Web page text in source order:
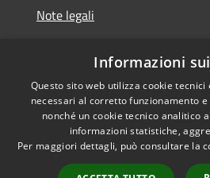
Note legali
RSS
Accessibilità
Cookie
Mappa del sito
©
Informazioni
Questo sito web utilizza cookie
necessari al corretto funzionamento
nonché un cookie tecnico analitico
informazioni statistiche,
Per maggiori dettagli, può consultare la